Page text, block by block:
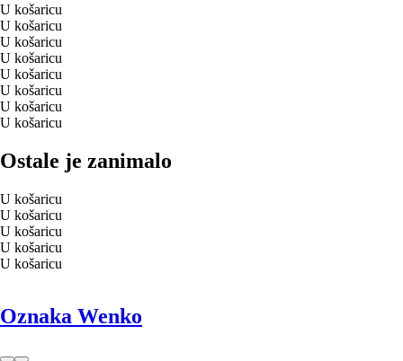
U košaricu
U košaricu
U košaricu
U košaricu
U košaricu
U košaricu
U košaricu
U košaricu
Ostale je zanimalo
U košaricu
U košaricu
U košaricu
U košaricu
U košaricu
Oznaka Wenko